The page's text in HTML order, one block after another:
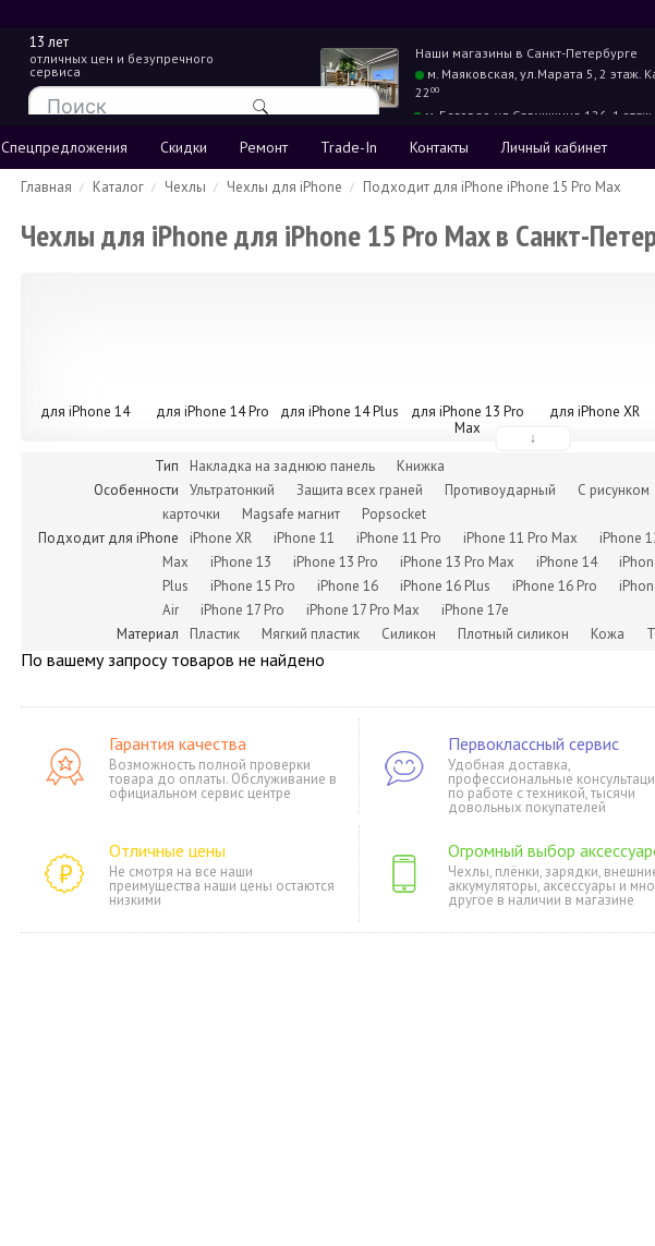
Наши магазины в Санкт-Петербурге
м. Маяковская, ул.Марата 5, 2 этаж.
2200
м. Беговая, ул.Савушкина 126, 1 этаж.
13 лет
отличных цен и безупречного
сервиса
Спецпредложения Скидки Ремонт Trade-In Контакты Личный кабинет
Главная Каталог Чехлы Чехлы для iPhone Подходит для iPhone iPhone 15 Pro Max
Чехлы для iPhone для iPhone 15 Pro Max в Санкт-
для iPhone 14 для iPhone 14 Pro для iPhone 14 Plus
для iPhone 13 Pro
Max
для iPhone XR
для iPhone 12 Mini для iPhone 13 Pro для iPhone XS и X
для iPhone 12 Pro
Max
↓
Тип Накладка на заднюю панель
Книжка
Особенности
Ультратонкий Защита всех граней Противоударный С рисунком
карточки
Magsafe магнит
Popsocket
Подходит для iPhone
iPhone XR iPhone 11 iPhone 11 Pro iPhone 11 Pro Max iPhone
Max
iPhone 13 iPhone 13 Pro iPhone 13 Pro Max iPhone 14
Plus
iPhone 15 Pro iPhone 16 iPhone 16 Plus iPhone 16 Pro
Air
iPhone 17 Pro iPhone 17 Pro Max
iPhone 17e
Материал
Пластик Мягкий пластик Силикон Плотный силикон Кожа
По вашему запросу товаров не найдено
Гарантия качества
Возможность полной проверки
товара до оплаты. Обслуживание в
официальном сервис центре
Первоклассный сервис
Удобная доставка,
профессиональные
по работе с техникой, тысячи
довольных покупателей
Отличные цены
Не смотря на все наши
преимущества наши цены остаются
низкими
Огромный выбор
Чехлы, плёнки, зарядки,
аккумуляторы, аксессуары и
другое в наличии в магазине